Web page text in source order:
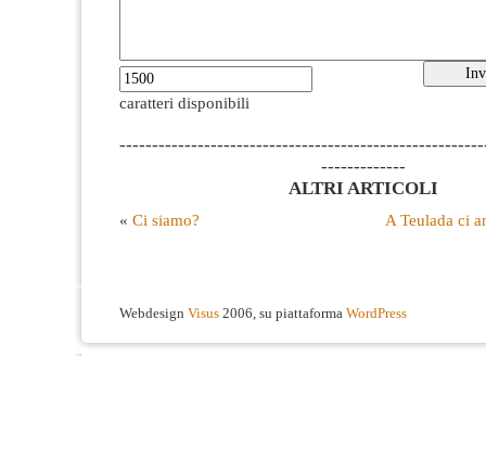
caratteri disponibili
-------------
ALTRI ARTICOLI
« Ci siamo? A Teulada ci
Webdesign Visus 2006, su piattaforma WordPress